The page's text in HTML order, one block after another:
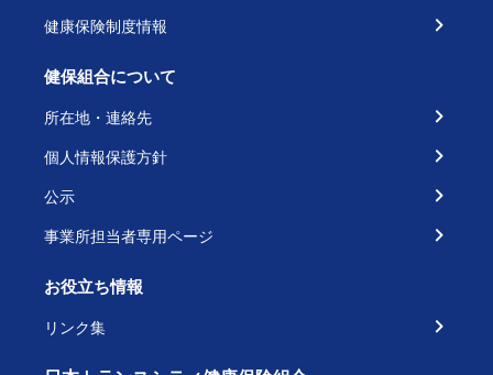
健康保険制度情報
健保組合について
所在地・連絡先
個人情報保護方針
公示
事業所担当者専用ページ
お役立ち情報
リンク集